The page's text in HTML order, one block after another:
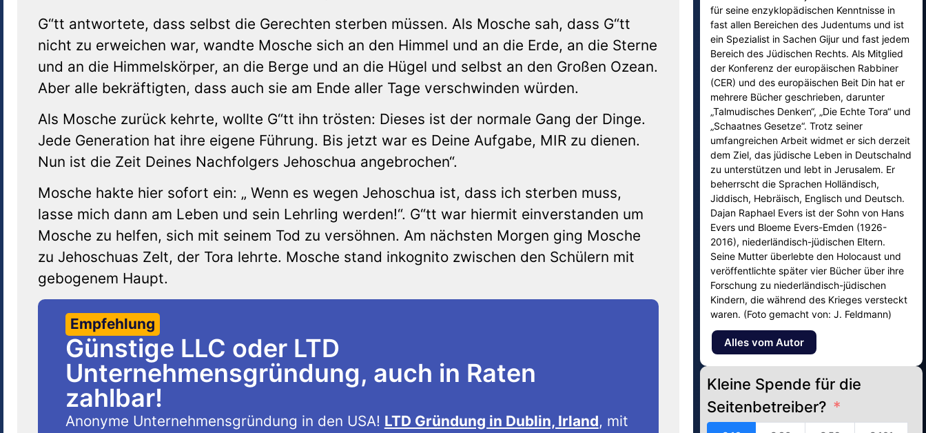
G“tt antwortete, dass selbst die Gerechten sterben müssen. Als Mosche sah, dass G“tt
nicht zu erweichen war, wandte Mosche sich an den Himmel und an die Erde, an die Sterne
und an die Himmelskörper, an die Berge und an die Hügel und selbst an den Großen Ozean.
Aber alle bekräftigten, dass auch sie am Ende aller Tage verschwinden würden.
Als Mosche zurück kehrte, wollte G“tt ihn trösten: Dieses ist der normale Gang der Dinge.
Jede Generation hat ihre eigene Führung. Bis jetzt war es Deine Aufgabe, MIR zu dienen.
Nun ist die Zeit Deines Nachfolgers Jehoschua angebrochen“.
Mosche hakte hier sofort ein: „ Wenn es wegen Jehoschua ist, dass ich sterben muss,
lasse mich dann am Leben und sein Lehrling werden!“. G“tt war hiermit einverstanden um
Mosche zu helfen, sich mit seinem Tod zu versöhnen. Am nächsten Morgen ging Mosche
zu Jehoschuas Zelt, der Tora lehrte. Mosche stand inkognito zwischen den Schülern mit
gebogenem Haupt.
Empfehlung
Günstige LLC oder LTD
Unternehmensgründung, auch in Raten
zahlbar!
Anonyme Unternehmensgründung in den USA! LTD Gründung in Dublin, Irland, mit
für seine enzyklopädischen Kenntnisse in
fast allen Bereichen des Judentums und ist
ein Spezialist in Sachen Gijur und fast jedem
Bereich des Jüdischen Rechts. Als Mitglied
der Konferenz der europäischen Rabbiner
(CER) und des europäischen Beit Din hat er
mehrere Bücher geschrieben, darunter
„Talmudisches Denken“, „Die Echte Tora“ und
„Schaatnes Gesetze“. Trotz seiner
umfangreichen Arbeit widmet er sich derzeit
dem Ziel, das jüdische Leben in Deutschalnd
zu unterstützen und lebt in Jerusalem. Er
beherrscht die Sprachen Holländisch,
Jiddisch, Hebräisch, Englisch und Deutsch.
Dajan Raphael Evers ist der Sohn von Hans
Evers und Bloeme Evers-Emden (1926-
2016), niederländisch-jüdischen Eltern.
Seine Mutter überlebte den Holocaust und
veröffentlichte später vier Bücher über ihre
Forschung zu niederländisch-jüdischen
Kindern, die während des Krieges versteckt
waren. (Foto gemacht von: J. Feldmann)
Alles vom Autor
Kleine Spende für die
Seitenbetreiber?